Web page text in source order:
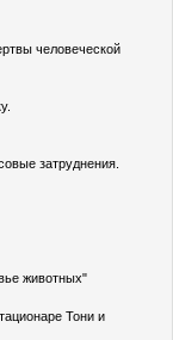
человеческой
затруднения.
животных"
Тони и